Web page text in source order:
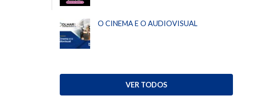
O CINEMA E O AUDIOVISUAL
VER TODOS